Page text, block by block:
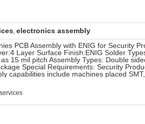
, electronics assembly
PCB Assembly with ENIG for Security
Layer Surface Finish:ENIG Solder
15 mil pitch Assembly Types: Double
Special Requirements: Security
capabilities include machines placed